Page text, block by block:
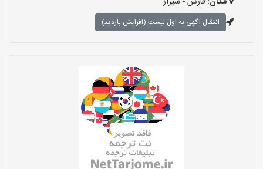
انتقال آگهی به اول لیست (افزایش بازدید)